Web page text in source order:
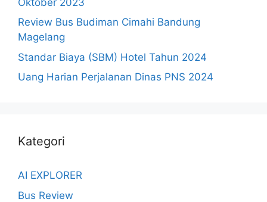
Review Bus Budiman Cimahi Bandung
Magelang
Standar Biaya (SBM) Hotel Tahun 2024
Uang Harian Perjalanan Dinas PNS 2024
Kategori
AI EXPLORER
Bus Review